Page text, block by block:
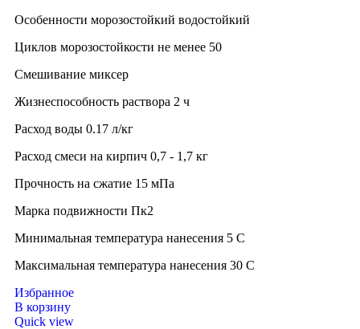
Особенности морозостойкий водостойкий
Циклов морозостойкости не менее 50
Смешивание миксер
Жизнеспособность раствора 2 ч
Расход воды 0.17 л/кг
Расход смеси на кирпич 0,7 - 1,7 кг
Прочность на сжатие 15 мПа
Марка подвижности Пк2
Минимальная температура нанесения 5 C
Максимальная температура нанесения 30 C
Избранное
В корзину
Quick view